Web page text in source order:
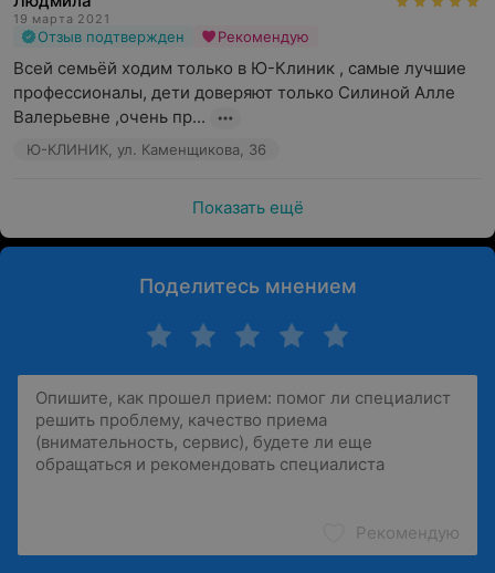
19 марта 2021
Отзыв подтвержден Рекомендую
Всей семьёй ходим только в Ю-Клиник , самые лучшие
профессионалы, дети доверяют только Силиной Алле
Валерьевне ,очень пр...
Ю-КЛИНИК, ул. Каменщикова, 36
Показать ещё
Поделитесь мнением
Рекомендую